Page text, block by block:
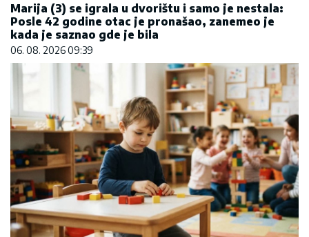
Marija (3) se igrala u dvorištu i samo je nestala:
Posle 42 godine otac je pronašao, zanemeo je
kada je saznao gde je bila
06. 08. 2026 09:39